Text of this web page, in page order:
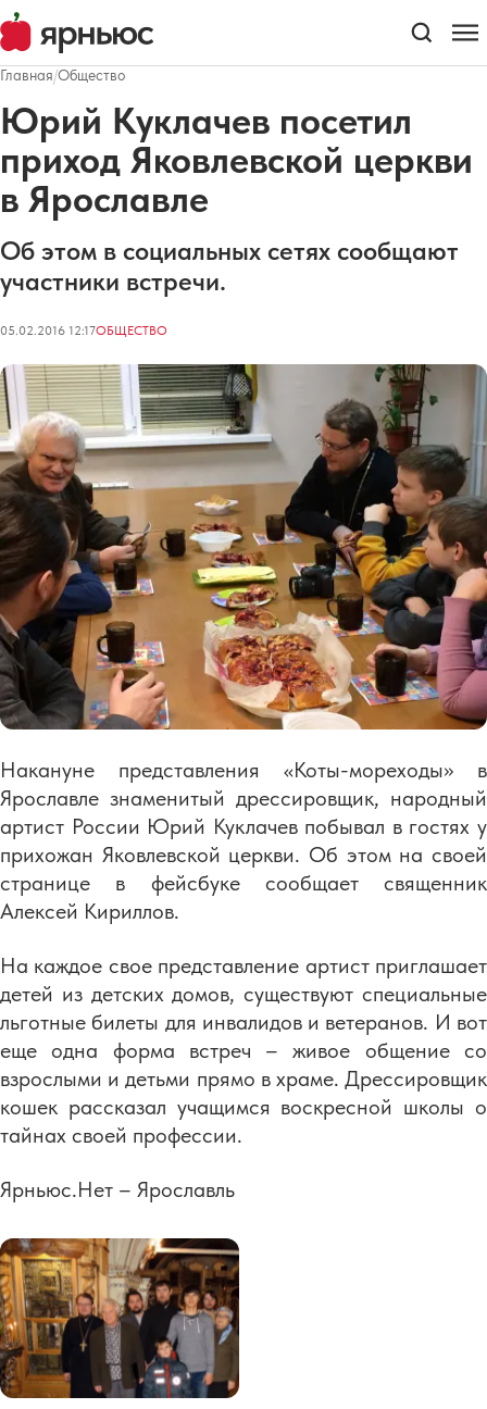
Главная/Общество
Юрий Куклачев посетил
приход Яковлевской церкви
в Ярославле
Об этом в социальных сетях сообщают
участники встречи.
05.02.2016 12:17ОБЩЕСТВО
Накануне представления «Коты-мореходы» в
Ярославле знаменитый дрессировщик, народный
артист России Юрий Куклачев побывал в гостях у
прихожан Яковлевской церкви. Об этом на своей
странице в фейсбуке сообщает священник
Алексей Кириллов.
На каждое свое представление артист приглашает
детей из детских домов, существуют специальные
льготные билеты для инвалидов и ветеранов. И вот
еще одна форма встреч – живое общение со
взрослыми и детьми прямо в храме. Дрессировщик
кошек рассказал учащимся воскресной школы о
тайнах своей профессии.
Ярньюс.Нет – Ярославль